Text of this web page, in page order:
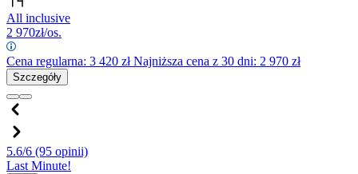
All inclusive
2 970zł/os.
Cena regularna: 3 420 złNajniższa cena z 30 dni: 2 970 zł
Szczegóły
5.6/6 (95 opinii)
Last Minute!